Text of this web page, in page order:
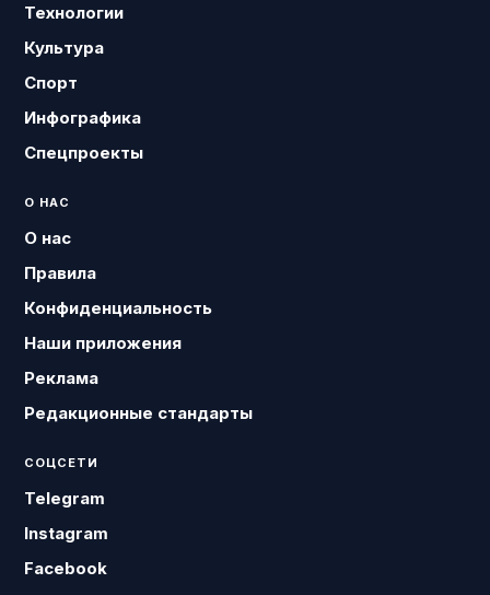
Технологии
Культура
Спорт
Инфографика
Спецпроекты
О НАС
О нас
Правила
Конфиденциальность
Наши приложения
Реклама
Редакционные стандарты
СОЦСЕТИ
Telegram
Instagram
Facebook